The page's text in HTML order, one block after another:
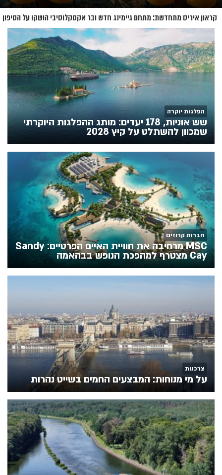
קראון איריס מתחדשת: מתחם גיימינג חדש ובר אקסקלוסיבי הושקו על הסיפון
הפלגות יוקרה
שש אוניות, 178 יעדים: מותג ההפלגות היוקרתי
שמכוון להשתלט על קיץ 2028
חברות קרוזים
MSC מרחיבה את חוויית האיים הפרטיים: Sandy
Cay מצטרף למהפכת הנופש בבהאמה
צרכנות
על מי מנוחות: המבצעים החמים בשייט נהרות